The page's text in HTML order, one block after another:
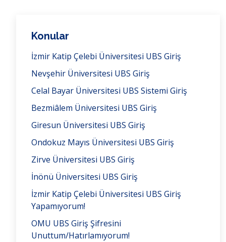
Konular
İzmir Katip Çelebi Üniversitesi UBS Giriş
Nevşehir Üniversitesi UBS Giriş
Celal Bayar Üniversitesi UBS Sistemi Giriş
Bezmiâlem Üniversitesi UBS Giriş
Giresun Üniversitesi UBS Giriş
Ondokuz Mayıs Üniversitesi UBS Giriş
Zirve Üniversitesi UBS Giriş
İnönü Üniversitesi UBS Giriş
İzmir Katip Çelebi Üniversitesi UBS Giriş
Yapamıyorum!
OMU UBS Giriş Şifresini
Unuttum/Hatırlamıyorum!